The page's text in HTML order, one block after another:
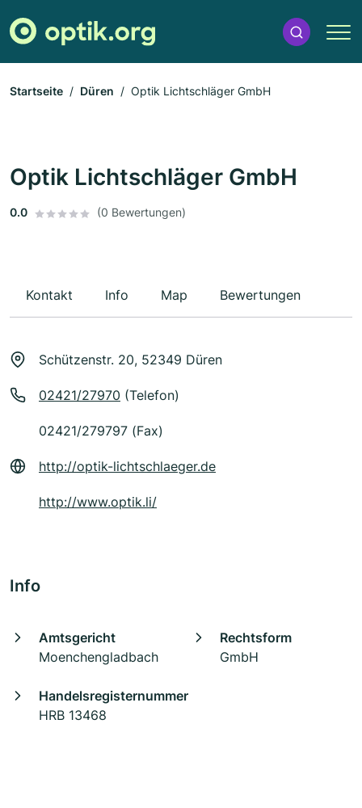
Startseite Düren Optik Lichtschläger GmbH
Optik Lichtschläger GmbH
0.0 (0 Bewertungen)
Kontakt Info Map Bewertungen
Schützenstr. 20, 52349 Düren
02421/27970 (Telefon)
02421/279797 (Fax)
http://optik-lichtschlaeger.de
http://www.optik.li/
Info
Amtsgericht
Moenchengladbach
Rechtsform
GmbH
Handelsregisternummer
HRB 13468